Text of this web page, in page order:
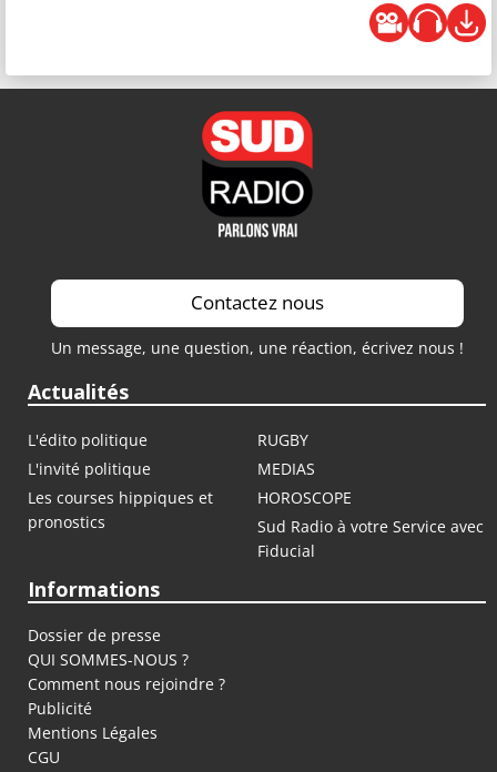
Contactez nous
Un message, une question, une réaction, écrivez nous !
Actualités
L'édito politique
RUGBY
L'invité politique
MEDIAS
Les courses hippiques et
pronostics
HOROSCOPE
Sud Radio à votre Service avec
Fiducial
Informations
Dossier de presse
QUI SOMMES-NOUS ?
Comment nous rejoindre ?
Publicité
Mentions Légales
CGU